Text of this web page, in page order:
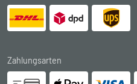
Zahlungsarten